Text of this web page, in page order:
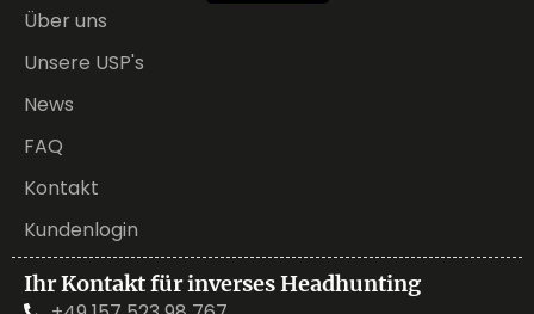
Über uns
Unsere USP's
News
FAQ
Kontakt
Kundenlogin
Ihr Kontakt für inverses Headhunting